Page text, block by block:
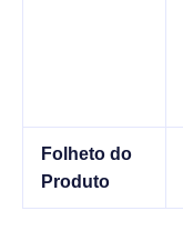
Folheto do
Produto